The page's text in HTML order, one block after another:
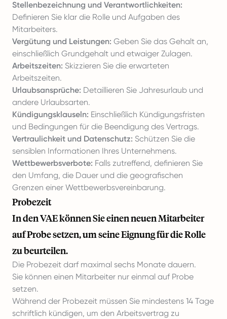
Stellenbezeichnung und Verantwortlichkeiten:
Definieren Sie klar die Rolle und Aufgaben des
Mitarbeiters.
Vergütung und Leistungen: Geben Sie das Gehalt an,
einschließlich Grundgehalt und etwaiger Zulagen.
Arbeitszeiten: Skizzieren Sie die erwarteten
Arbeitszeiten.
Urlaubsansprüche: Detaillieren Sie Jahresurlaub und
andere Urlaubsarten.
Kündigungsklauseln: Einschließlich Kündigungsfristen
und Bedingungen für die Beendigung des Vertrags.
Vertraulichkeit und Datenschutz: Schützen Sie die
sensiblen Informationen Ihres Unternehmens.
Wettbewerbsverbote: Falls zutreffend, definieren Sie
den Umfang, die Dauer und die geografischen
Grenzen einer Wettbewerbsvereinbarung.
Probezeit
In den VAE können Sie einen neuen Mitarbeiter
auf Probe setzen, um seine Eignung für die Rolle
zu beurteilen.
Die Probezeit darf maximal sechs Monate dauern.
Sie können einen Mitarbeiter nur einmal auf Probe
setzen.
Während der Probezeit müssen Sie mindestens 14 Tage
schriftlich kündigen, um den Arbeitsvertrag zu